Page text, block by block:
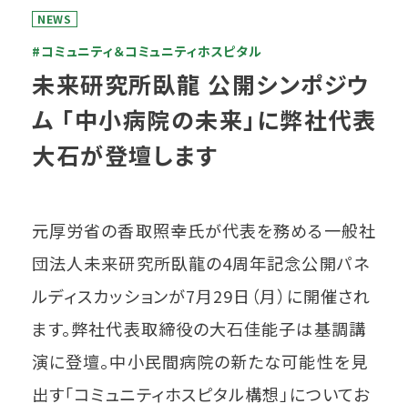
NEWS
#コミュニティ＆コミュニティホスピタル
未来研究所臥龍 公開シンポジウ
ム 「中小病院の未来」に弊社代表
大石が登壇します
元厚労省の香取照幸氏が代表を務める一般社
団法人未来研究所臥龍の4周年記念公開パネ
ルディスカッションが7月29日（月）に開催され
ます。弊社代表取締役の大石佳能子は基調講
演に登壇。中小民間病院の新たな可能性を見
出す「コミュニティホスピタル構想」についてお